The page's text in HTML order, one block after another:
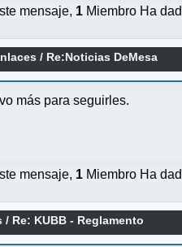
mensaje, 1 Miembro Ha
/ Re:Noticias DeMesa
más para seguirles.
mensaje, 1 Miembro Ha
/ Re: KUBB - Reglamento